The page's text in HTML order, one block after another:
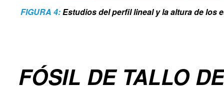
FIGURA 4:Estudios del perfil lineal y la altura de los
FÓSIL DE TALLO